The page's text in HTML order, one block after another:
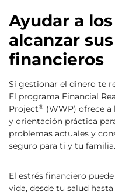
Ayudar a
alcanzar
financieros
Si gestionar el dinero te
El programa Financial
Project® (WWP) ofrece a
y orientación práctica
problemas actuales y
seguro para ti y tu familia.
El estrés financiero
vida, desde tu salud